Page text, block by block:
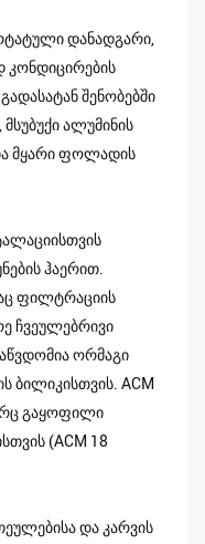
დანადგარი,
შენობებში
ალუმინის
მყარი ფოლადის
ჰაერით.
ფილტრაციის
ჩვეულებრივი
ორმაგი
ბილიკისთვის. ACM
გაყოფილი
(ACM 18
და კარვის